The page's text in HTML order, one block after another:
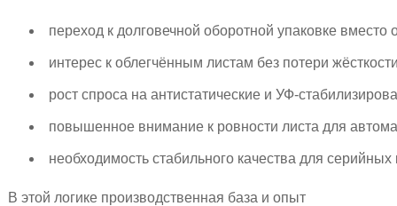
переход к долговечной оборотной упаковке
интерес к облегчённым листам без потери
рост спроса на антистатические и УФ-
повышенное внимание к ровности листа для
необходимость стабильного качества для
В этой логике производственная база и опыт